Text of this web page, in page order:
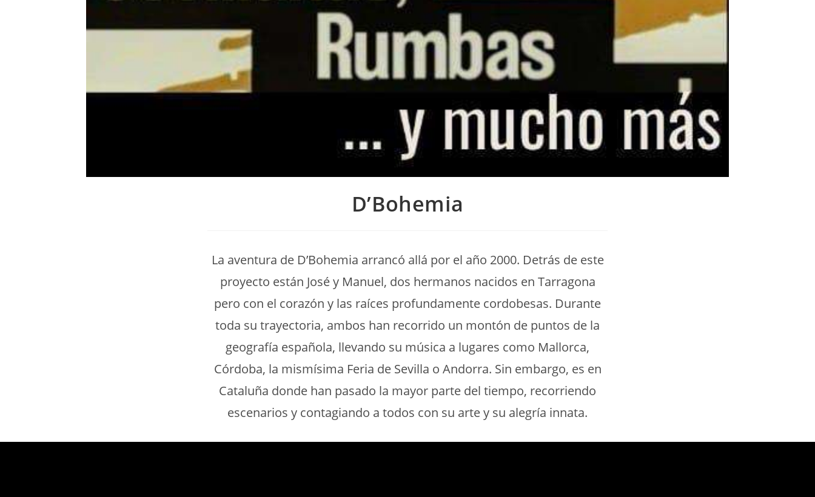
D’Bohemia
La aventura de D’Bohemia arrancó allá por el año 2000. Detrás de este
proyecto están José y Manuel, dos hermanos nacidos en Tarragona
pero con el corazón y las raíces profundamente cordobesas. Durante
toda su trayectoria, ambos han recorrido un montón de puntos de la
geografía española, llevando su música a lugares como Mallorca,
Córdoba, la mismísima Feria de Sevilla o Andorra. Sin embargo, es en
Cataluña donde han pasado la mayor parte del tiempo, recorriendo
escenarios y contagiando a todos con su arte y su alegría innata.